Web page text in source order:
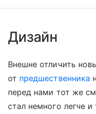
Дизайн
Внешне отличить
от предшественника
перед нами тот же
стал немного легче